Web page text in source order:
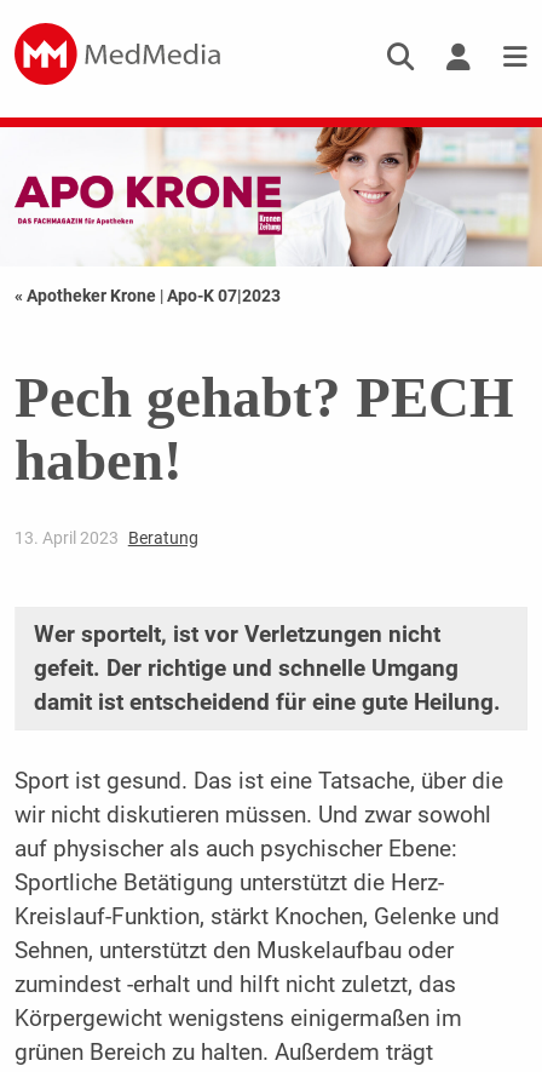
« Apotheker Krone |Apo-K 07|2023
Pech gehabt? PECH
haben!
13. April 2023 Beratung
Wer sportelt, ist vor Verletzungen nicht
gefeit. Der richtige und schnelle Umgang
damit ist entscheidend für eine gute Heilung.
Sport ist gesund. Das ist eine Tatsache, über die
wir nicht diskutieren müssen. Und zwar sowohl
auf physischer als auch psychischer Ebene:
Sportliche Betätigung unterstützt die Herz-
Kreislauf-Funktion, stärkt Knochen, Gelenke und
Sehnen, unterstützt den Muskelaufbau oder
zumindest -erhalt und hilft nicht zuletzt, das
Körpergewicht wenigstens einigermaßen im
grünen Bereich zu halten. Außerdem trägt